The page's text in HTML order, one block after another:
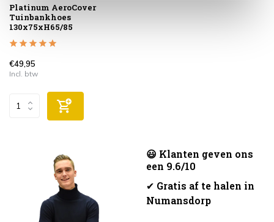
Platinum AeroCover
Tuinbankhoes
130x75xH65/85
€49,95
Incl. btw
😃 Klanten geven ons
een 9.6/10
✔ Gratis af te halen in
Numansdorp